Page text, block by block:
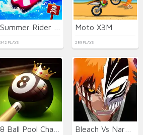
342 PLAYS
Moto X3M
289 PLAYS